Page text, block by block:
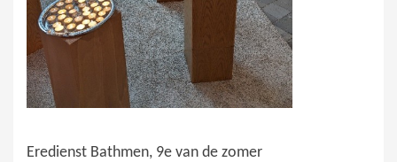
Eredienst Bathmen, 9e van de zomer